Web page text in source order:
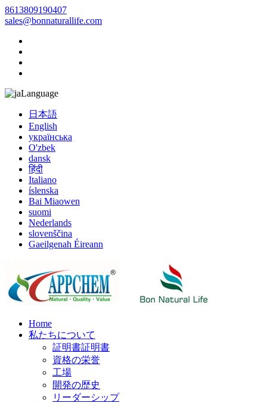
8613809190407
sales@bonnaturallife.com
Language
日本語
English
українська
O'zbek
dansk
हिंदी
Italiano
íslenska
Bai Miaowen
suomi
Nederlands
slovenščina
Gaeilgenah Éireann
Home
私たちについて
証明書証明書
資格の栄誉
工場
開発の歴史
リーダーシップ